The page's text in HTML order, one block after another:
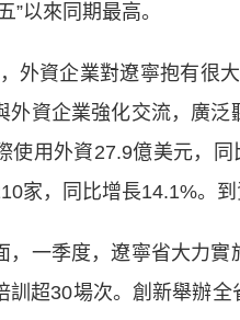
”以來同期最高。
資企業對遼寧抱有很大
外資企業強化交流，廣
使用外資27.9億美元，
家，同比增長14.1%。
一季度，遼寧省大力實
訓超30場次。創新舉辦全